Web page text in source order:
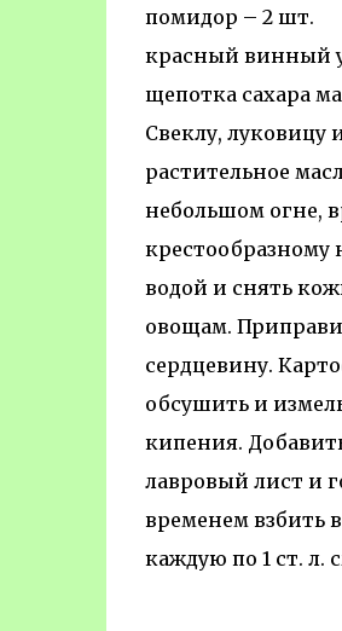
помидор – 2 шт.
красный винный
щепотка сахара
Свеклу, луковицу
растительное
небольшом огне,
крестообразному
водой и снять
овощам.
сердцевину.
обсушить и
кипения.
лавровый лист и
временем взбить
каждую по 1 ст. л.